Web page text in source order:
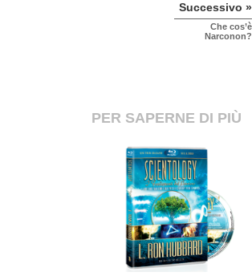
Successivo »
Che cos’è
Narconon?
PER SAPERNE DI PIÙ